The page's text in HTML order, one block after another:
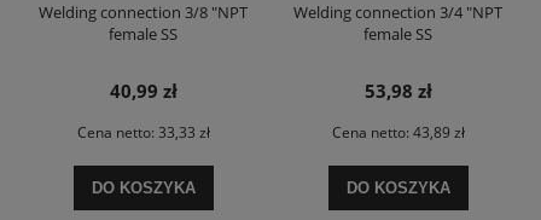
Welding connection 3/8 "NPT
female SS
40,99 zł
Cena netto: 33,33 zł
DO KOSZYKA
Welding connection 3/4 "NPT
female SS
53,98 zł
Cena netto: 43,89 zł
DO KOSZYKA